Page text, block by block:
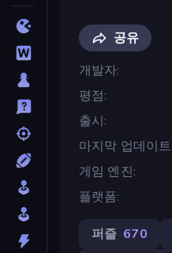
공유
개발자
평점
출시
마지막 업데이트
게임 엔진
플랫폼
퍼즐 670